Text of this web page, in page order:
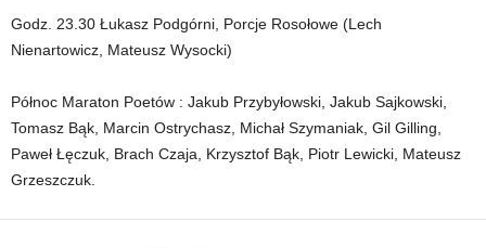
Godz. 23.30 Łukasz Podgórni, Porcje Rosołowe (Lech
Nienartowicz, Mateusz Wysocki)
Północ Maraton Poetów : Jakub Przybyłowski, Jakub Sajkowski,
Tomasz Bąk, Marcin Ostrychasz, Michał Szymaniak, Gil Gilling,
Paweł Łęczuk, Brach Czaja, Krzysztof Bąk, Piotr Lewicki, Mateusz
Grzeszczuk.